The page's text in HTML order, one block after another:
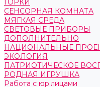
ГОРКИ
СЕНСОРНАЯ КОМНАТА
МЯГКАЯ СРЕДА
СВЕТОВЫЕ ПРИБОРЫ
ДОПОЛНИТЕЛЬНО
НАЦИОНАЛЬНЫЕ
ЭКОЛОГИЯ
ПАТРИОТИЧЕСКОЕ
РОДНАЯ ИГРУШКА
Работа с юр.лицами